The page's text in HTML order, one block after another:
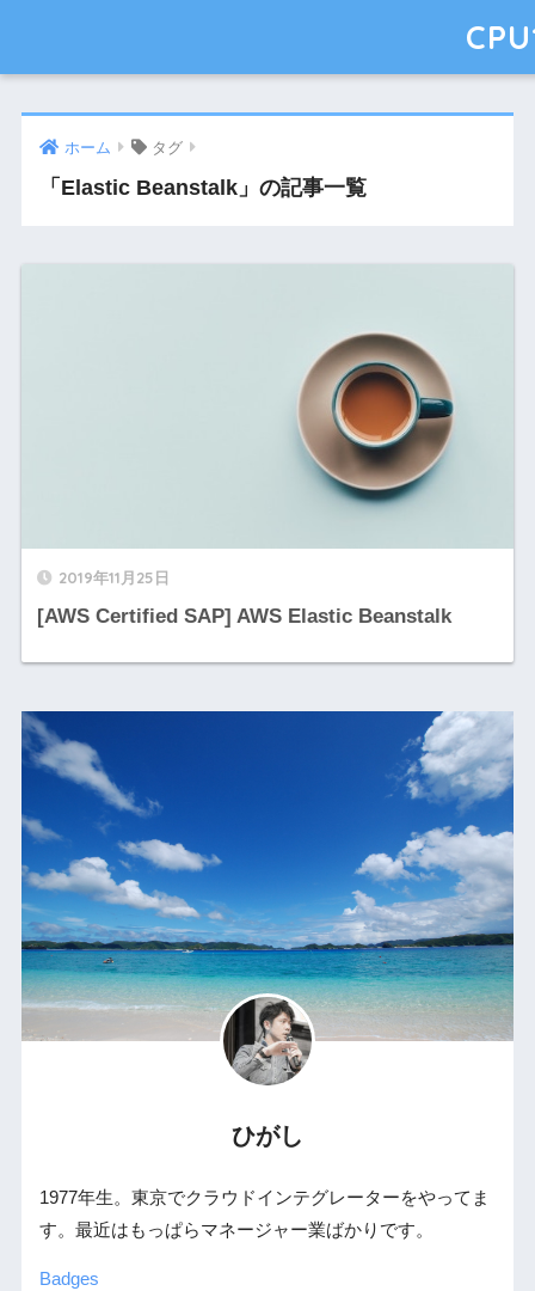
ホーム タグ
「Elastic Beanstalk」の記事一覧
2019年11月25日
[AWS Certified SAP] AWS Elastic Beanstalk
ひがし
1977年生。東京でクラウドインテグレーターをやってま
す。最近はもっぱらマネージャー業ばかりです。
Badges